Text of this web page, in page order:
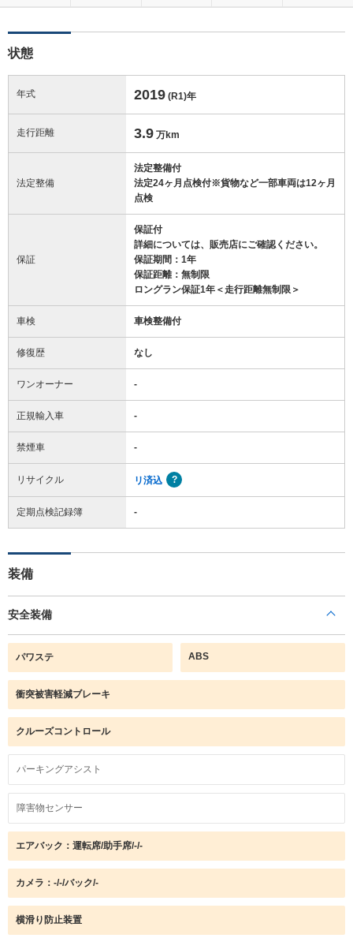
状態
年式 2019 (R1)年
走行距離 3.9 万km
法定整備
法定整備付
法定24ヶ月点検付※貨物など一部車両は12ヶ月
点検
保証
保証付
詳細については、販売店にご確認ください。
保証期間：1年
保証距離：無制限
ロングラン保証1年＜走行距離無制限＞
車検 車検整備付
修復歴 なし
ワンオーナー -
正規輸入車 -
禁煙車 -
リサイクル リ済込
定期点検記録簿 -
装備
安全装備
パワステ ABS
衝突被害軽減ブレーキ
クルーズコントロール
パーキングアシスト
障害物センサー
エアバック：運転席/助手席/-/-
カメラ：-/-/バック/-
横滑り防止装置